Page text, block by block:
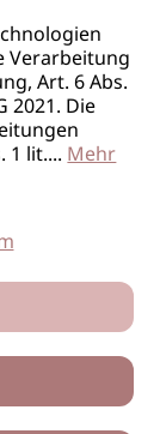
Verarbeitung
Art. 6 Abs.
2021. Die
1 lit....Mehr